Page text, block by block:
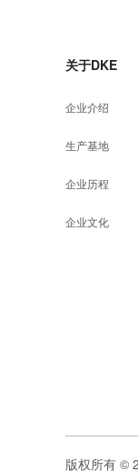
关于DKE
企业介绍
生产基地
企业历程
企业文化
版权所有 ©